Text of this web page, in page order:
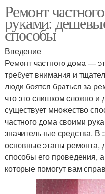
Ремонт
руками:
способы
Введение
Ремонт частного дома —
требует внимания и
люди боятся браться за
что это слишком сложно и
существует множество
частного дома своими
значительные средства. В
основные этапы
способы его проведения,
которые помогут вам